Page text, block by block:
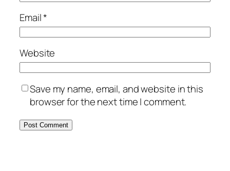
Email*
Website
Save my name, email, and website in this
browser for the next time I comment.